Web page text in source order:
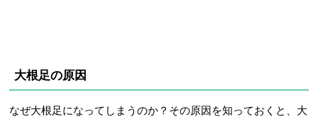
大根足の原因
なぜ大根足になってしまうのか？その原因を知っておくと、大